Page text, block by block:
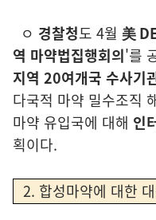
ㅇ 경찰청도 4월 美
역 마약법집행회의'를
지역 20여개국 수사기
다국적 마약 밀수조직
마약 유입국에 대해 인
획이다.
2. 합성마약에 대한